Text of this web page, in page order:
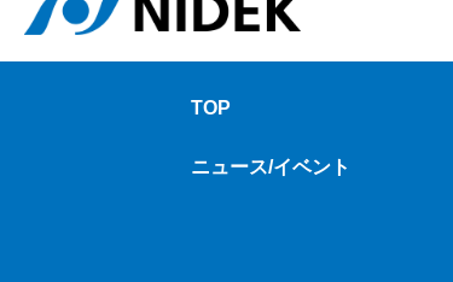
TOP
ニュース/イベント